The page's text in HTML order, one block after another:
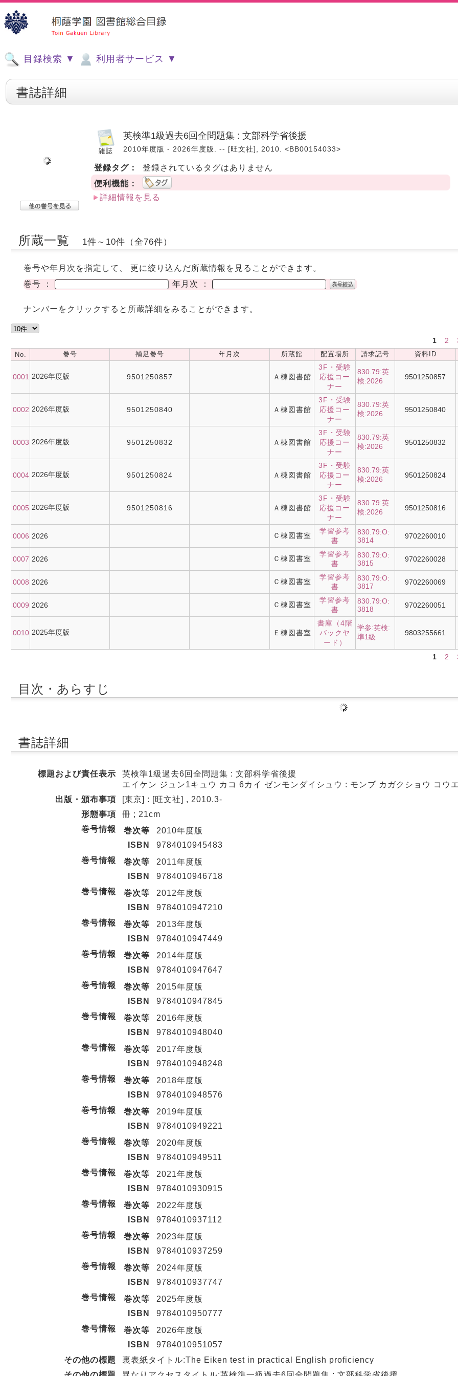
目録検索 ▼ 利用者サービス ▼
書誌詳細
英検準1級過去6回全問題集 : 文部科学省後援
2010年度版 - 2026年度版. -- [旺文社], 2010. <BB00154033>
登録タグ：
登録されているタグはありません
便利機能：
詳細情報を見る
所蔵一覧 1件～10件（全76件）
巻号や年月次を指定して、 更に絞り込んだ所蔵情報を見ることができます。
巻号 ：
年月次 ：
ナンバーをクリックすると所蔵詳細をみることができます。
1 2
No. 巻号 補足巻号 年月次 所蔵館 配置場所 請求記号 資料ID
0001 2026年度版 9501250857 Ａ棟図書館
3F・受験
応援コー
ナー
830.79:英
検:2026
9501250857
0002 2026年度版 9501250840 Ａ棟図書館
3F・受験
応援コー
ナー
830.79:英
検:2026
9501250840
0003 2026年度版 9501250832 Ａ棟図書館
3F・受験
応援コー
ナー
830.79:英
検:2026
9501250832
0004 2026年度版 9501250824 Ａ棟図書館
3F・受験
応援コー
ナー
830.79:英
検:2026
9501250824
0005 2026年度版 9501250816 Ａ棟図書館
3F・受験
応援コー
ナー
830.79:英
検:2026
9501250816
0006 2026 Ｃ棟図書室
学習参考
書
830.79:O:
3814
9702260010
0007 2026 Ｃ棟図書室
学習参考
書
830.79:O:
3815
9702260028
0008 2026 Ｃ棟図書室
学習参考
書
830.79:O:
3817
9702260069
0009 2026 Ｃ棟図書室
学習参考
書
830.79:O:
3818
9702260051
0010 2025年度版 Ｅ棟図書室
書庫（4階
バックヤ
ード）
学参:英検:
準1級
9803255661
1 2
目次・あらすじ
書誌詳細
標題および責任表示
英検準1級過去6回全問題集 : 文部科学省後援
エイケン ジュン1キュウ カコ 6カイ ゼンモンダイシュウ : モンブ カガクショウ コウ
出版・頒布事項
[東京] : [旺文社] , 2010.3-
形態事項
冊 ; 21cm
巻号情報
巻次等
2010年度版
ISBN
9784010945483
巻号情報
巻次等
2011年度版
ISBN
9784010946718
巻号情報
巻次等
2012年度版
ISBN
9784010947210
巻号情報
巻次等
2013年度版
ISBN
9784010947449
巻号情報
巻次等
2014年度版
ISBN
9784010947647
巻号情報
巻次等
2015年度版
ISBN
9784010947845
巻号情報
巻次等
2016年度版
ISBN
9784010948040
巻号情報
巻次等
2017年度版
ISBN
9784010948248
巻号情報
巻次等
2018年度版
ISBN
9784010948576
巻号情報
巻次等
2019年度版
ISBN
9784010949221
巻号情報
巻次等
2020年度版
ISBN
9784010949511
巻号情報
巻次等
2021年度版
ISBN
9784010930915
巻号情報
巻次等
2022年度版
ISBN
9784010937112
巻号情報
巻次等
2023年度版
ISBN
9784010937259
巻号情報
巻次等
2024年度版
ISBN
9784010937747
巻号情報
巻次等
2025年度版
ISBN
9784010950777
巻号情報
巻次等
2026年度版
ISBN
9784010951057
その他の標題
裏表紙タイトル:The Eiken test in practical English proficiency